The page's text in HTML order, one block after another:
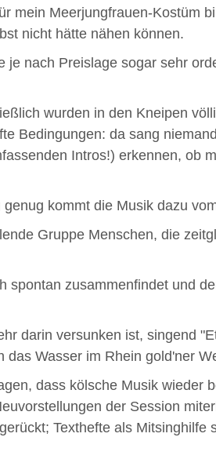
mein Meerjungfrauen-Kostüm
nicht hätte nähen können.
nach Preislage sogar sehr
wurden in den Kneipen
Bedingungen: da sang
Intros!) erkennen, ob
kommt die Musik dazu
Gruppe Menschen, die
spontan zusammenfindet und
darin versunken ist, singend
Wasser im Rhein gold'ner
dass kölsche Musik wieder
der Session
Texthefte als Mitsinghilfe